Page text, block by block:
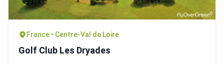
France • Centre-Val de Loire
Golf Club Les Dryades